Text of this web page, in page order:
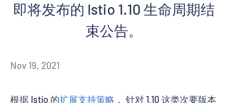
即将发布的 Istio 1.10 生命周期结
束公告。
Nov 19, 2021
根据 Istio 的扩展支持策略 ， 针对 1.10 这类次要版本